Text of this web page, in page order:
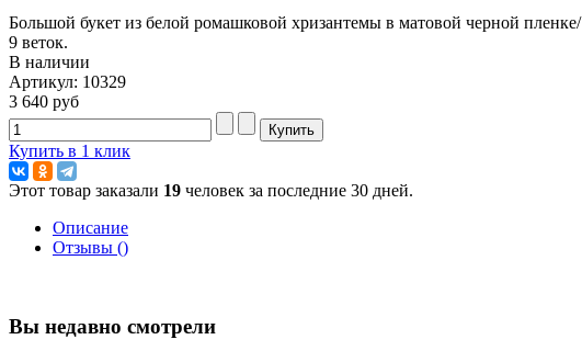
Большой букет из белой ромашковой хризантемы в матовой черной пленке/
9 веток.
В наличии
Артикул: 10329
3 640 руб
Купить в 1 клик
Этот товар заказали 19 человек за последние 30 дней.
Описание
Отзывы ()
Вы недавно смотрели